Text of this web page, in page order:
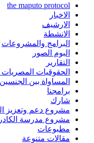
the maputo protocol
الاخبار
الارشيف
الانشطة
البرامج والمشروعات
البوم الصور
التقارير
الحقوقيات المصريات
المساواة بين الجنسين
برامجنا
شارك
مشروع دعم وتعزيز
مشروع مدرسة الكادر
مطبوعات
مقالات متنوعة